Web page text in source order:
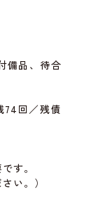
備品、待合
74回／残債
す。
い。）